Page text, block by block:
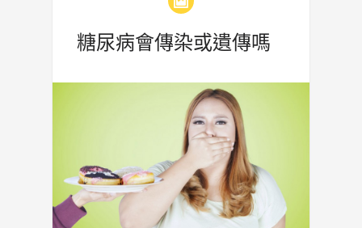
糖尿病會傳染或遺傳嗎